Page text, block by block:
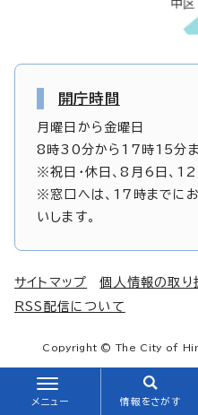
メニュー 情報をさがす
開庁時間
月曜日から金曜日
8時30分から17時15分
※祝日・休日、8月6日、
※窓口へは、17時までに
いします。
サイトマップ 個人情報の取り
RSS配信について
Copyright © The City of